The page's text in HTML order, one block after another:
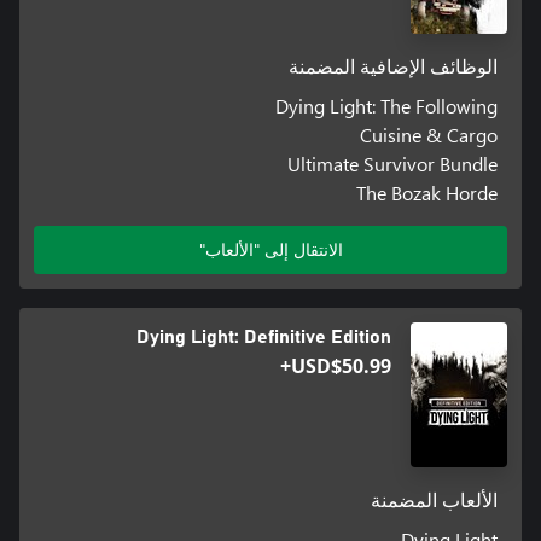
الوظائف الإضافية المضمنة
Dying Light: The Following
Cuisine & Cargo
Ultimate Survivor Bundle
The Bozak Horde
الانتقال إلى "الألعاب"
Dying Light: Definitive Edition
USD$50.99+
الألعاب المضمنة